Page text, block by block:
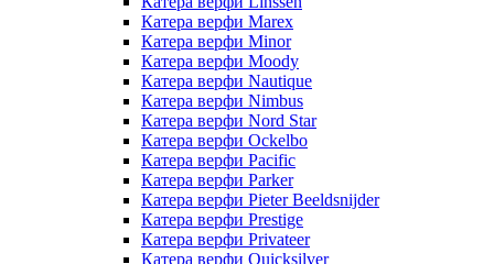
Катера верфи Marex
Катера верфи Minor
Катера верфи Moody
Катера верфи Nautique
Катера верфи Nimbus
Катера верфи Nord Star
Катера верфи Ockelbo
Катера верфи Pacific
Катера верфи Parker
Катера верфи Pieter Beeldsnijder
Катера верфи Prestige
Катера верфи Privateer
Катера верфи Quicksilver